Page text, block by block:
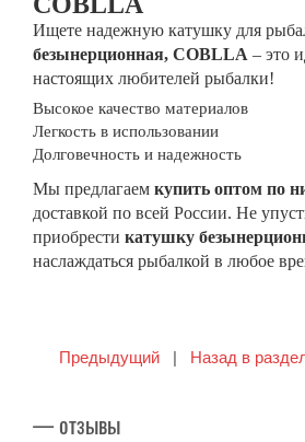
Ищете надежную катушку для
безынерционная, COBLLA – это
настоящих любителей рыбалки!
Высокое качество материалов
Легкость в использовании
Долговечность и надежность
Мы предлагаем купить оптом по
доставкой по всей России. Не
приобрести катушку
наслаждаться рыбалкой в любое
Предыдущий | Назад в
— отзывы